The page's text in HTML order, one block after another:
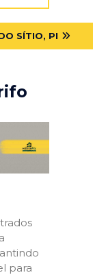
SÍTIO, PI
para